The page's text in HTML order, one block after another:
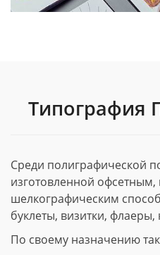
Типография
Среди полиграфической
изготовленной
шелкографическим
буклеты, визитки, флаеры,
По своему назначению